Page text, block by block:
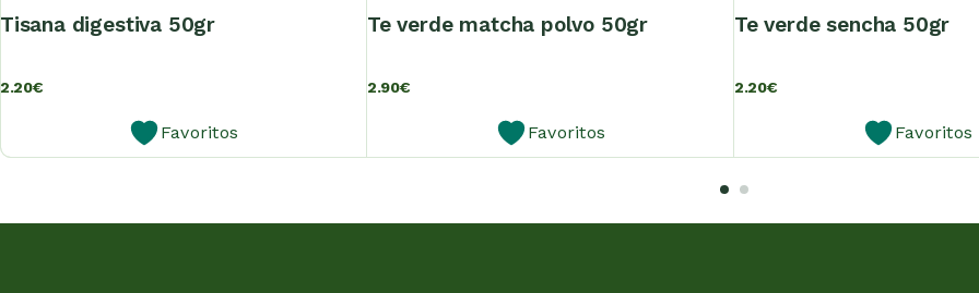
tisana digestiva 50gr
2.20€
Favoritos
te verde matcha polvo 50gr
2.90€
Favoritos
te verde sencha 50gr
2.20€
Favoritos